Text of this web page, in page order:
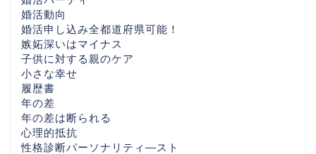
婚活動向
婚活申し込み全都道府県可能！
嫉妬深いはマイナス
子供に対する親のケア
小さな幸せ
履歴書
年の差
年の差は断られる
心理的抵抗
性格診断パーソナリティ―スト